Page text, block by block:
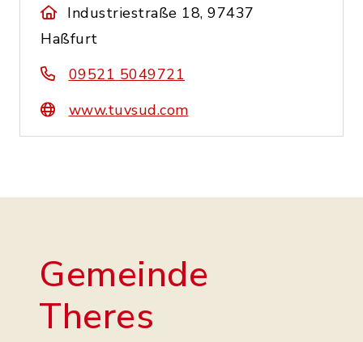
Industriestraße 18, 97437
Haßfurt
09521 5049721
www.tuvsud.com
Gemeinde
Theres